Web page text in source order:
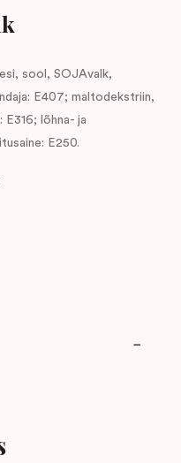
sool, SOJAvalk,
E407; maltodekstriin,
E316; lõhna- ja
E250.